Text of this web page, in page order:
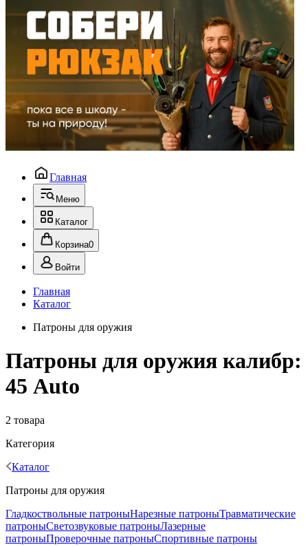
Главная
Меню
Каталог
Корзина0
Войти
Главная
Каталог
Патроны для оружия
Патроны для оружия калибр:
45 Auto
2 товара
Категория
Каталог
Патроны для оружия
Гладкоствольные патроныНарезные патроныТравматические
патроныСветозвуковые патроныЛазерные
патроныПроверочные патроныСпортивные патроны